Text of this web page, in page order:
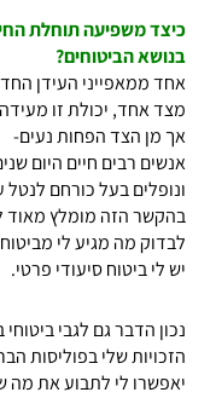
כיצד משפיעה תוחלת
בנושא הביטוחים?
אחד ממאפייני העידן
מצד אחד, יכולת זו
אך מן הצד הפחות נעים-
אנשים רבים חיים היום
ונופלים בעל כורחם
בהקשר הזה מומלץ מאוד
לבדוק מה מגיע לי
יש לי ביטוח סיעודי פרטי.
נכון הדבר גם לגבי
הזכויות שלי בפוליסות
יאפשרו לי לתבוע את מה